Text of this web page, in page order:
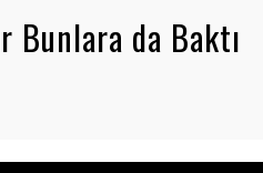
Bunlara da Baktı